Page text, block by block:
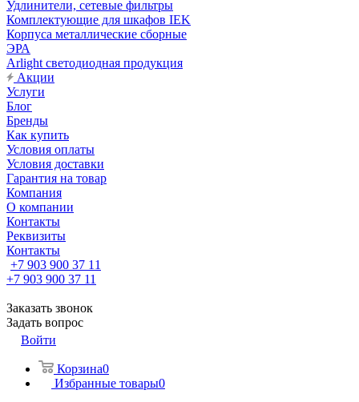
Удлинители, сетевые фильтры
Комплектующие для шкафов IEK
Корпуса металлические сборные
ЭРА
Arlight светодиодная продукция
Акции
Услуги
Блог
Бренды
Как купить
Условия оплаты
Условия доставки
Гарантия на товар
Компания
О компании
Контакты
Реквизиты
Контакты
+7 903 900 37 11
+7 903 900 37 11
Заказать звонок
Задать вопрос
Войти
Корзина0
Избранные товары0